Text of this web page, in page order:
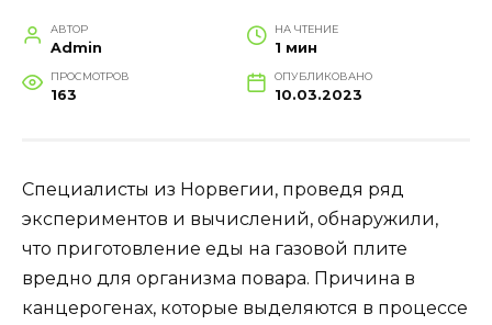
АВТОР
Admin
НА ЧТЕНИЕ
1 мин
ПРОСМОТРОВ
163
ОПУБЛИКОВАНО
10.03.2023
Специалисты из Норвегии, проведя ряд
экспериментов и вычислений, обнаружили,
что приготовление еды на газовой плите
вредно для организма повара. Причина в
канцерогенах, которые выделяются в процессе